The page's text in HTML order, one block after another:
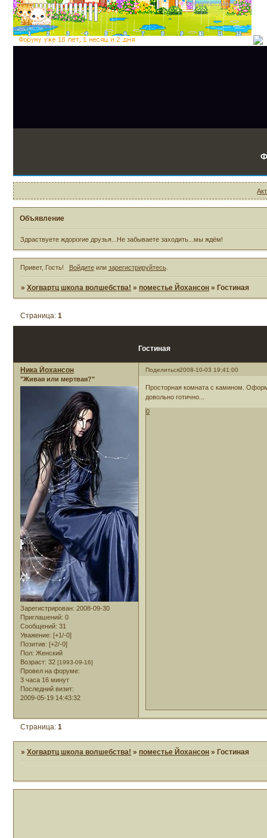
Объявление
Здраствуете ждорогие друзья...Не забываете заходить...мы ждём!
Привет, Гость! Войдитеили зарегистрируйтесь.
»Хогвартц школа волшебства! »поместье Йохансон »Гостиная
Гостиная
Страница:1
Поделиться2008-10-03 19:41:00
Ника Йохансон
"Живая или мертвая?"
Зарегистрирован: 2008-09-30
Приглашений: 0
Сообщений: 31
Уважение: [+1/-0]
Позитив: [+2/-0]
Пол: Женский
Возраст: 32 [1993-09-16]
Провел на форуме:
3 часа 16 минут
Последний визит:
2009-05-19 14:43:32
Просторная комната с камином.
довольно готично...
0
Страница:1
»Хогвартц школа волшебства! »поместье Йохансон » Гостиная